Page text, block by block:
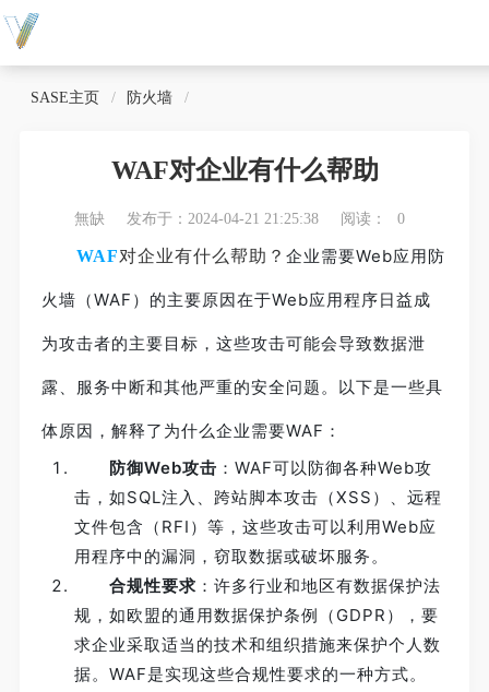
SASE主页 防火墙
WAF对企业有什么帮助
無缺 发布于：2024-04-21 21:25:38 阅读： 0
WAF对企业有什么帮助？ 企业需要Web应用防
火墙（WAF）的主要原因在于Web应用程序日益成
为攻击者的主要目标，这些攻击可能会导致数据泄
露、服务中断和其他严重的安全问题。以下是一些具
体原因，解释了为什么企业需要WAF：
防御Web攻击 ：WAF可以防御各种Web攻
击，如SQL注入、跨站脚本攻击（XSS）、远程
文件包含（RFI）等，这些攻击可以利用Web应
用程序中的漏洞，窃取数据或破坏服务。
合规性要求 ：许多行业和地区有数据保护法
规，如欧盟的通用数据保护条例（GDPR），要
求企业采取适当的技术和组织措施来保护个人数
据。WAF是实现这些合规性要求的一种方式。